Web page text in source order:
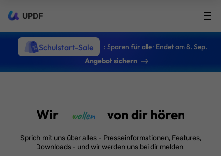
UPDF
Schulstart-Sale
: Sparen für alle · Endet am 8. Sep.
Angebot sichern
Wir wollen von dir hören
Sprich mit uns über alles - Presseinformationen, Features,
Downloads - und wir werden uns bei dir melden.